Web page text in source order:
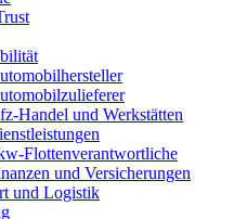
Handel und Werkstätten
und Versicherungen
und Logistik